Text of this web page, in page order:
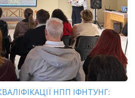
НПП ІФНТУНГ: